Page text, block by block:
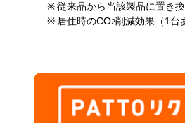
※ 従来品から当該製品に置き
※ 居住時のCO2削減効果（1台